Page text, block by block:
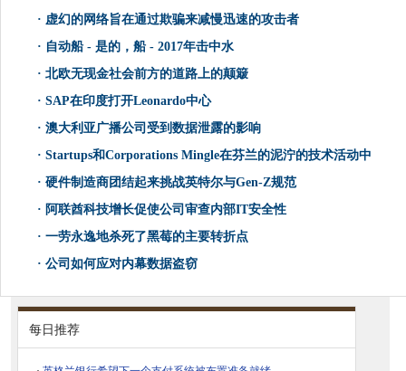
· 虚幻的网络旨在通过欺骗来减慢迅速的攻击者
· 自动船 - 是的，船 - 2017年击中水
· 北欧无现金社会前方的道路上的颠簸
· SAP在印度打开Leonardo中心
· 澳大利亚广播公司受到数据泄露的影响
· Startups和Corporations Mingle在芬兰的泥泞的技术活动中
· 硬件制造商团结起来挑战英特尔与Gen-Z规范
· 阿联酋科技增长促使公司审查内部IT安全性
· 一劳永逸地杀死了黑莓的主要转折点
· 公司如何应对内幕数据盗窃
每日推荐